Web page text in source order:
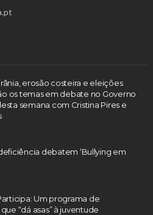
erosão costeira e eleições
os temas em debate no Governo
semana com Cristina Pires e
debatem ‘Bullying em
Um programa de
“dá asas” à juventude